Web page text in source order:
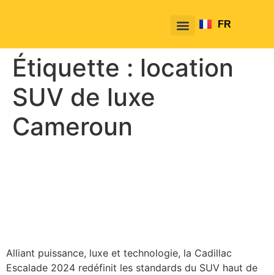
FR
EN
Étiquette : location
SUV de luxe
Cameroun
Alliant puissance, luxe et technologie, la Cadillac
Escalade 2024 redéfinit les standards du SUV haut de